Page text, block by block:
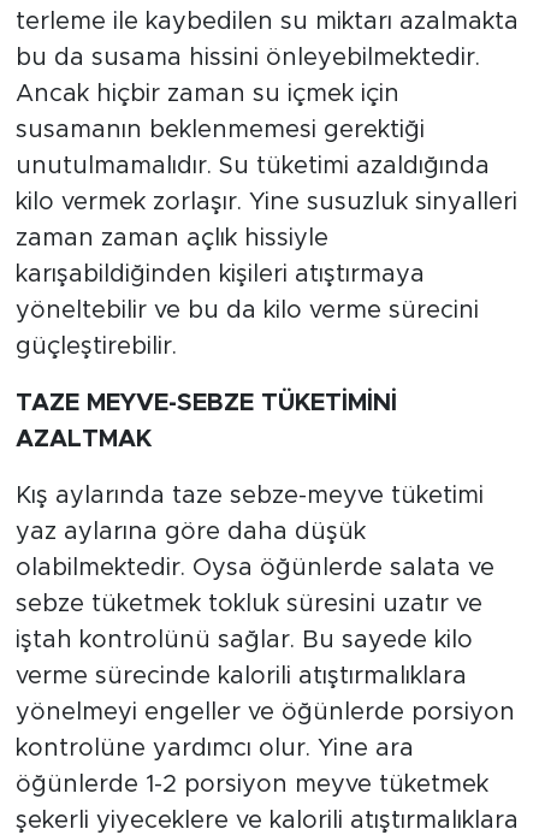
terleme ile kaybedilen su miktarı azalmakta
bu da susama hissini önleyebilmektedir.
Ancak hiçbir zaman su içmek için
susamanın beklenmemesi gerektiği
unutulmamalıdır. Su tüketimi azaldığında
kilo vermek zorlaşır. Yine susuzluk sinyalleri
zaman zaman açlık hissiyle
karışabildiğinden kişileri atıştırmaya
yöneltebilir ve bu da kilo verme sürecini
güçleştirebilir.
TAZE MEYVE-SEBZE TÜKETİMİNİ
AZALTMAK
Kış aylarında taze sebze-meyve tüketimi
yaz aylarına göre daha düşük
olabilmektedir. Oysa öğünlerde salata ve
sebze tüketmek tokluk süresini uzatır ve
iştah kontrolünü sağlar. Bu sayede kilo
verme sürecinde kalorili atıştırmalıklara
yönelmeyi engeller ve öğünlerde porsiyon
kontrolüne yardımcı olur. Yine ara
öğünlerde 1-2 porsiyon meyve tüketmek
şekerli yiyeceklere ve kalorili atıştırmalıklara